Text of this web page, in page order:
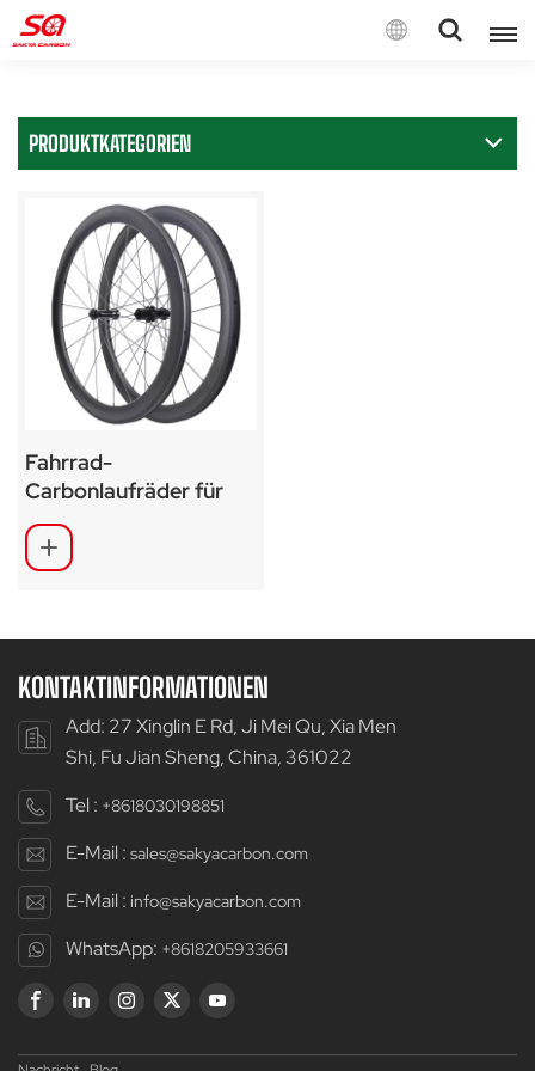
Deutsch
PRODUKTKATEGORIEN
Fahrrad-
Carbonlaufräder für
Felgenbremsen-
Laufradsatz
KONTAKTINFORMATIONEN
Add: 27 Xinglin E Rd, Ji Mei Qu, Xia Men
Shi, Fu Jian Sheng, China, 361022
Tel : +8618030198851
E-Mail : sales@sakyacarbon.com
E-Mail : info@sakyacarbon.com
WhatsApp: +8618205933661